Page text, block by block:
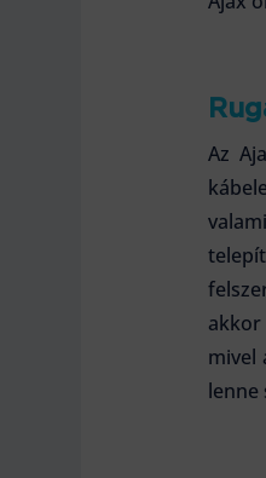
Az
akkor
mivel
lenne